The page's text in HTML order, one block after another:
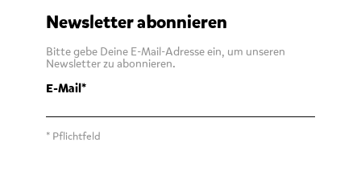
Newsletter abonnieren
Bitte gebe Deine E-Mail-Adresse ein, um unseren
Newsletter zu abonnieren.
E-Mail
* Pflichtfeld